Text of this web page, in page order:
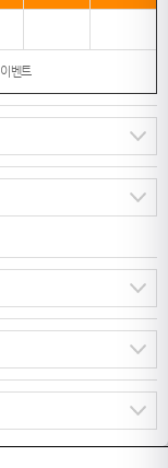
이벤트